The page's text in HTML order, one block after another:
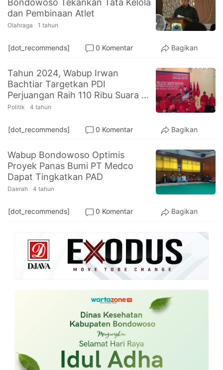
PT.
Balqis
Cyber
Media
Bondowoso Tekankan Tata Kelola
dan Pembinaan Atlet
Olahraga 1 tahun
[dot_recommends] 0 Komentar Bagikan
Tahun 2024, Wabup Irwan
Bachtiar Targetkan PDI
Perjuangan Raih 110 Ribu Suara se
Bondowoso
Politik 4 tahun
[dot_recommends] 0 Komentar Bagikan
Wabup Bondowoso Optimis
Proyek Panas Bumi PT Medco
Dapat Tingkatkan PAD
Daerah 4 tahun
[dot_recommends] 0 Komentar Bagikan